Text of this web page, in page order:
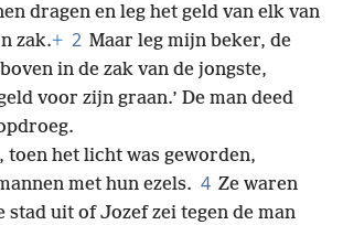
dragen en leg het geld van elk van
zak.+ 2 Maar leg mijn beker, de
in de zak van de jongste,
voor zijn graan.’ De man deed
toen het licht was geworden,
met hun ezels. 4 Ze waren
stad uit of Jozef zei tegen de man